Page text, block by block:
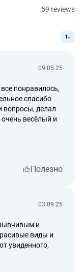
59 reviews
09.05.25
понравилось,
спасибо
вопросы, делал
весёлый и
Полезно
03.09.25
и
виды и
увиденного,